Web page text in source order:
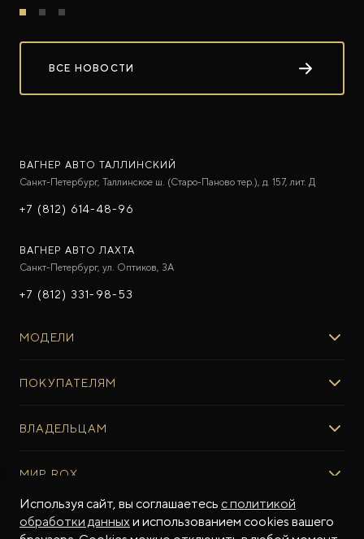
ВСЕ НОВОСТИ
ВАГНЕР АВТО ТАЛЛИНСКИЙ
Санкт-Петербург, Таллинское ш. (Старо-Паново тер.), д. 157, лит. Д
+7 (812) 614-48-96
ВАГНЕР АВТО ЛАХТА
Санкт-Петербург, ул. Оптиков, 3A
+7 (812) 331-98-53
МОДЕЛИ
ROX ADAMAS
ПОКУПАТЕЛЯМ
Авто в наличии
Тест-драйв
Специальные предложения
ФИНАНСЫ И УСЛУГИ
ВЛАДЕЛЬЦАМ
Регламент ТО
Программное обеспечение
МИР ROX
О БРЕНДЕ
Бренд ROX
Используя сайт, вы соглашаетесь с политикой
обработки данныхи использованием cookies вашего